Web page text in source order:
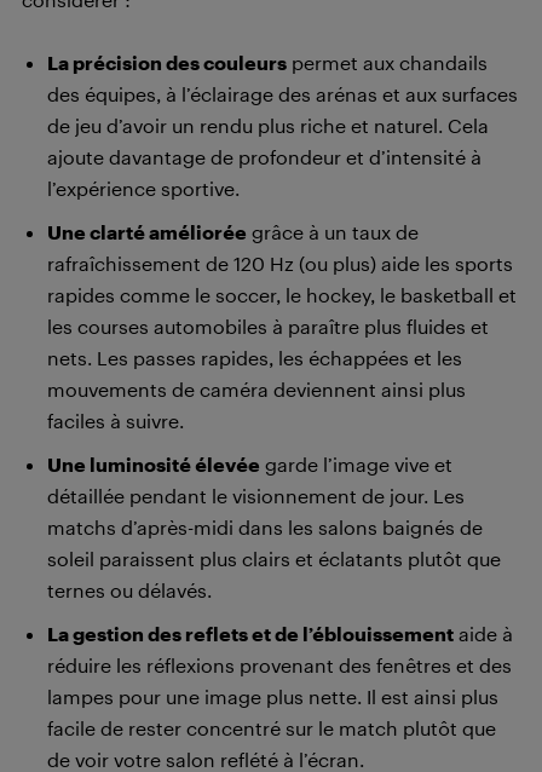
La précision des couleurs permet aux chandails
des équipes, à l’éclairage des arénas et aux surfaces
de jeu d’avoir un rendu plus riche et naturel. Cela
ajoute davantage de profondeur et d’intensité à
l’expérience sportive.
Une clarté améliorée grâce à un taux de
rafraîchissement de 120 Hz (ou plus) aide les sports
rapides comme le soccer, le hockey, le basketball et
les courses automobiles à paraître plus fluides et
nets. Les passes rapides, les échappées et les
mouvements de caméra deviennent ainsi plus
faciles à suivre.
Une luminosité élevée garde l’image vive et
détaillée pendant le visionnement de jour. Les
matchs d’après-midi dans les salons baignés de
soleil paraissent plus clairs et éclatants plutôt que
ternes ou délavés.
La gestion des reflets et de l’éblouissement aide à
réduire les réflexions provenant des fenêtres et des
lampes pour une image plus nette. Il est ainsi plus
facile de rester concentré sur le match plutôt que
de voir votre salon reflété à l’écran.